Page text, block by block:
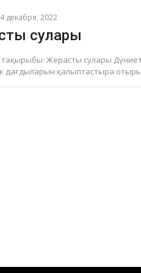
декабря, 2022
сулары
Жерасты сулары
дағдыларын қалыптастыра